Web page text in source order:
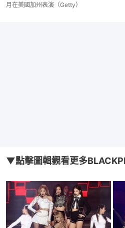
月在美國加州表演（Getty）
▼點擊圖輯觀看更多